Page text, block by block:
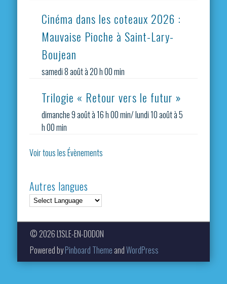
Cinéma dans les coteaux 2026 :
Mauvaise Pioche à Saint-Lary-
Boujean
samedi 8 août à 20 h 00 min
Trilogie « Retour vers le futur »
dimanche 9 août à 16 h 00 min/lundi 10 août à 5
h 00 min
Voir tous les Évènements
Autres langues
© 2026 L'ISLE-EN-DODON
Powered byPinboard Theme andWordPress